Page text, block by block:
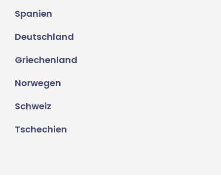
Spanien
Deutschland
Griechenland
Norwegen
Schweiz
Tschechien